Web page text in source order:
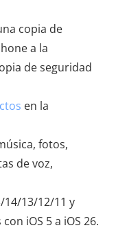
copia de
a la
de seguridad
en la
fotos,
de voz,
14/13/12/11 y
iOS 5 a iOS 26.